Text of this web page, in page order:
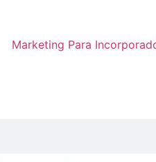
Marketing Para